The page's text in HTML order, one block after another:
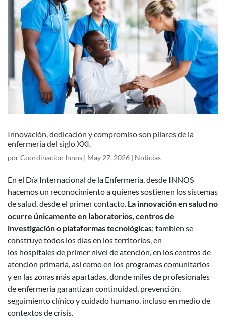
Innovación, dedicación y compromiso son pilares de la
enfermería del siglo XXI.
porCoordinacion Innos | May 27, 2026 | Noticias
En el Día Internacional de la Enfermería, desde INNOS
hacemos un reconocimiento a quienes sostienen los sistemas
de salud, desde el primer contacto. La innovación en salud no
ocurre únicamente en laboratorios, centros de
investigación o plataformas tecnológicas; también se
construye todos los días en los territorios, en
los hospitales de primer nivel de atención, en los centros de
atención primaria, así como en los programas comunitarios
y en las zonas más apartadas, donde miles de profesionales
de enfermería garantizan continuidad, prevención,
seguimiento clínico y cuidado humano, incluso en medio de
contextos de crisis.